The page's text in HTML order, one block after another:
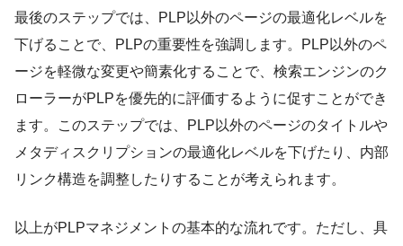
最後のステップでは、PLP以外のページの最適化レベルを
下げることで、PLPの重要性を強調します。PLP以外のペ
ージを軽微な変更や簡素化することで、検索エンジンのク
ローラーがPLPを優先的に評価するように促すことができ
ます。このステップでは、PLP以外のページのタイトルや
メタディスクリプションの最適化レベルを下げたり、内部
リンク構造を調整したりすることが考えられます。
以上がPLPマネジメントの基本的な流れです。ただし、具